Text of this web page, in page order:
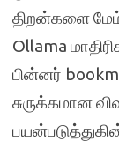
திறன்களை
Ollama
பின்னர்
சுருக்கமான